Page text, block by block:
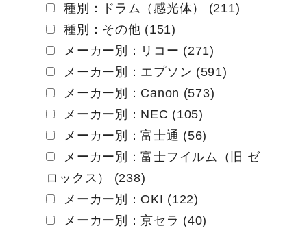
種別：ドラム（感光体） (211)
種別：その他 (151)
メーカー別：リコー (271)
メーカー別：エプソン (591)
メーカー別：Canon (573)
メーカー別：NEC (105)
メーカー別：富士通 (56)
メーカー別：富士フイルム（旧 ゼ
ロックス） (238)
メーカー別：OKI (122)
メーカー別：京セラ (40)